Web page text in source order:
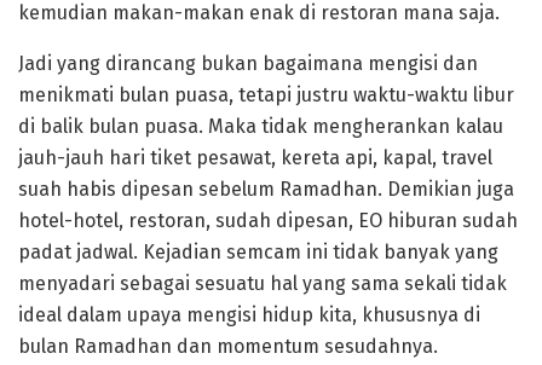
kemudian makan-makan enak di restoran mana saja.
Jadi yang dirancang bukan bagaimana mengisi dan
menikmati bulan puasa, tetapi justru waktu-waktu libur
di balik bulan puasa. Maka tidak mengherankan kalau
jauh-jauh hari tiket pesawat, kereta api, kapal, travel
suah habis dipesan sebelum Ramadhan. Demikian juga
hotel-hotel, restoran, sudah dipesan, EO hiburan sudah
padat jadwal. Kejadian semcam ini tidak banyak yang
menyadari sebagai sesuatu hal yang sama sekali tidak
ideal dalam upaya mengisi hidup kita, khususnya di
bulan Ramadhan dan momentum sesudahnya.